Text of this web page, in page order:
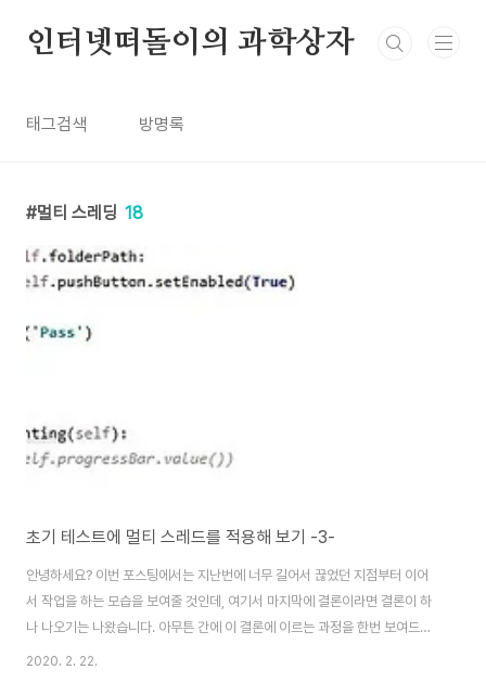
인터넷떠돌이의 과학상자
태그검색 방명록
멀티 스레딩 18
초기 테스트에 멀티 스레드를 적용해 보기 -3-
안녕하세요? 이번 포스팅에서는 지난번에 너무 길어서 끊었던 지점부터 이어
서 작업을 하는 모습을 보여줄 것인데, 여기서 마지막에 결론이라면 결론이 하
나 나오기는 나왔습니다. 아무튼 간에 이 결론에 이르는 과정을 한번 보여드릴
까 합니다. 먼저 위 스크린샷처럼 메인 스레드라고 해야 할까요? 일단 여기서
2020. 2. 22.